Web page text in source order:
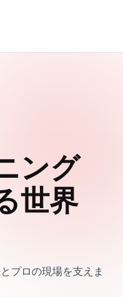
ング
世界
プロの現場を支えま